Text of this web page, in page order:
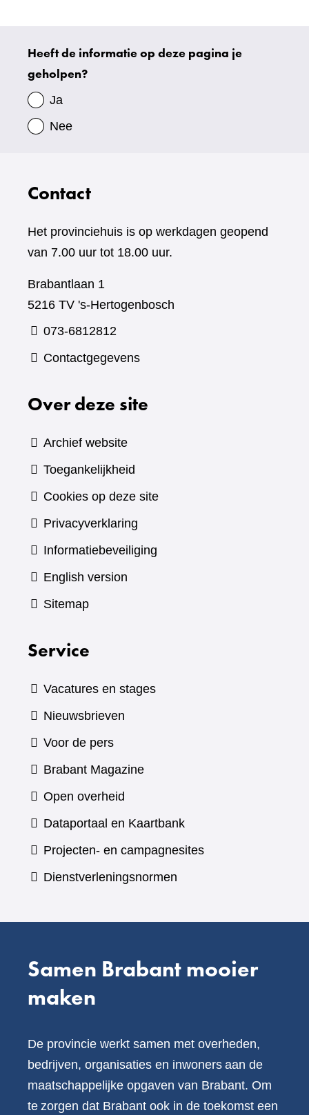
Uw
gegevens
Heeft de informatie op deze pagina je
geholpen?
Ja
Nee
Contact
Het provinciehuis is op werkdagen geopend
van 7.00 uur tot 18.00 uur.
Brabantlaan 1
5216 TV 's-Hertogenbosch
073-6812812
Contactgegevens
Over deze site
Archief website
Toegankelijkheid
Cookies op deze site
Privacyverklaring
Informatiebeveiliging
English version
Sitemap
Service
Vacatures en stages
Nieuwsbrieven
Voor de pers
Brabant Magazine(verwijst
andere
website)
Open overheid
Dataportaal en Kaartbank(verwijst
naar
Projecten- en campagnesites
Dienstverleningsnormen
Samen Brabant mooier
maken
De provincie werkt samen met overheden,
bedrijven, organisaties en inwoners aan de
maatschappelijke opgaven van Brabant. Om
te zorgen dat Brabant ook in de toekomst een